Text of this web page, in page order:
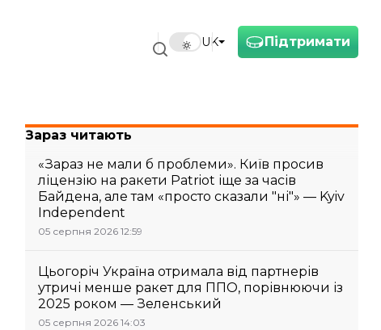
Підтримати
UK
Зараз читають
«Зараз не мали б проблеми». Київ просив
ліцензію на ракети Patriot іще за часів
Байдена, але там «просто сказали "ні"» — Kyiv
Independent
05 серпня 2026 12:59
Цьогоріч Україна отримала від партнерів
утричі менше ракет для ППО, порівнюючи із
2025 роком — Зеленський
05 серпня 2026 14:03